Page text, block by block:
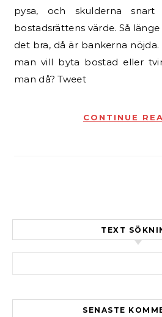
pysa, och skulderna snart
bostadsrättens värde. Så
det bra, då är bankerna
man vill byta bostad eller
man då? Tweet
CONTINUE
TEXT
SENASTE